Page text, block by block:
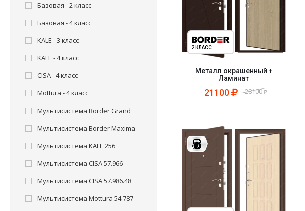
Базовая - 2 класс
Базовая - 4 класс
KALE - 3 класс
KALE - 4 класс
CISA - 4 класс
Mottura - 4 класс
Мультисистема Border Grand
Мультисистема Border Maxima
Мультисистема KALE 256
Мультисистема CISA 57.966
Мультисистема CISA 57.986.48
Мультисистема Mottura 54.787
2 КЛАСС
Металл окрашенный +
Ламинат
21100 28100